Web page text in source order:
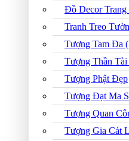
Đồ Decor Trang
Tranh Treo
Tượng Tam Đa
Tượng Thần
Tượng Phật Đẹp
Tượng Đạt Ma
Tượng Quan
Tượng Gia Cát